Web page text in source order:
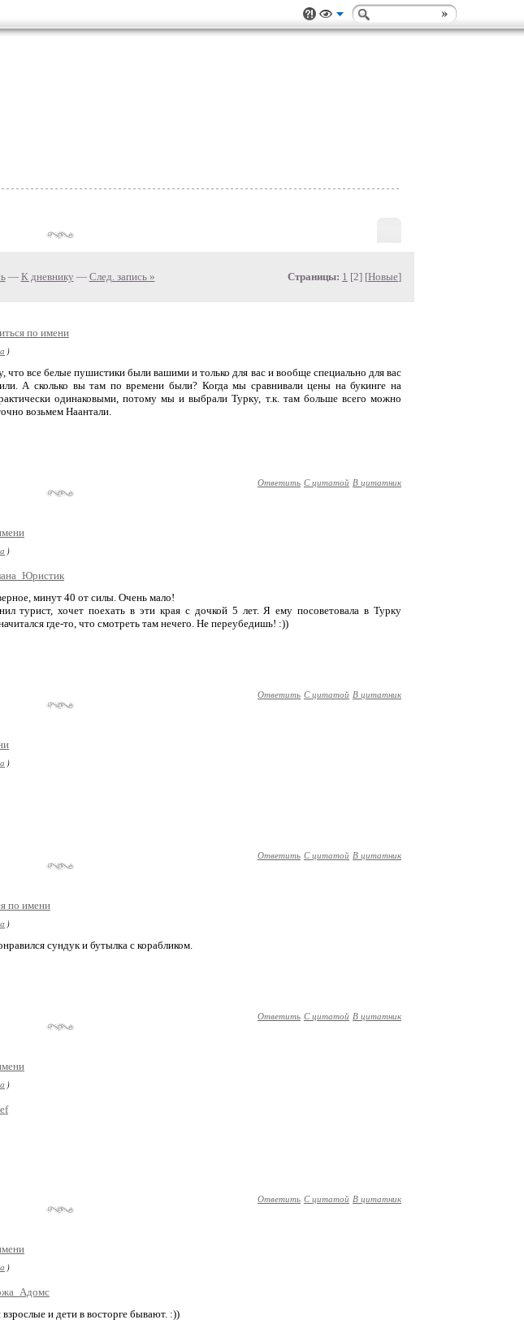
— К дневнику — След. запись » Страницы: 1 [2] [Новые]
по имени
)
все белые пушистики были вашими и только для вас и вообще специально для вас
А сколько вы там по времени были? Когда мы сравнивали цены на букинге на
одинаковыми, потому мы и выбрали Турку, т.к. там больше всего можно
возьмем Наантали.
Ответить С цитатой В цитатник
)
минут 40 от силы. Очень мало!
турист, хочет поехать в эти края с дочкой 5 лет. Я ему посоветовала в Турку
где-то, что смотреть там нечего. Не переубедишь! :))
Ответить С цитатой В цитатник
)
Ответить С цитатой В цитатник
по имени
)
сундук и бутылка с корабликом.
Ответить С цитатой В цитатник
)
Ответить С цитатой В цитатник
)
взрослые и дети в восторге бывают. :))